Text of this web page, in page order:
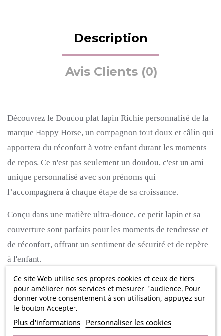
Ce site Web utilise ses propres cookies et ceux de tiers
pour améliorer nos services et mesurer l'audience. Pour
donner votre consentement à son utilisation, appuyez sur
le bouton Accepter.
Plus d'informations Personnaliser les cookies
Description
Avis Clients (0)
Découvrez le Doudou plat lapin Richie personnalisé de la
marque Happy Horse, un compagnon tout doux et câlin qui
apportera du réconfort à votre enfant durant les moments
de repos. Ce n'est pas seulement un doudou, c'est un ami
unique personnalisé avec son prénoms qui
l’accompagnera à chaque étape de sa croissance.
Conçu dans une matière ultra-douce, ce petit lapin et sa
couverture sont parfaits pour les moments de tendresse et
de réconfort, offrant un sentiment de sécurité et de repère
à l'enfant.
Ce doudou peut être personnalisé avec une broderie au
prénom de l'enfant, le rendant ainsi unique et spécial. Que
ce soit pour un cadeau de naissance, un anniversaire ou
simplement pour faire plaisir, ce doudou devient un objet